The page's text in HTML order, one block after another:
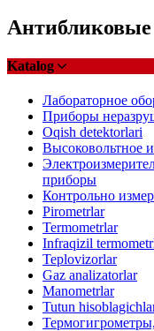
Katalog
Лабораторное
Приборы
Oqish detektorlari
Высоковольтное
приборы
Контрольно
Pirometrlar
Termometrlar
Infraqizil
Teplovizorlar
Gaz analizatorlar
Manometrlar
Tutun